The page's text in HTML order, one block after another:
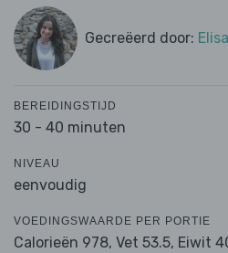
Gecreëerd door:
BEREIDINGSTIJD
30 - 40 minuten
NIVEAU
eenvoudig
VOEDINGSWAARDE PER PORTIE
Calorieën 978, Vet 53.5, Eiwit